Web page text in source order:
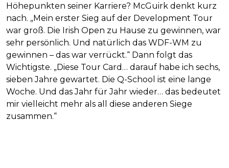
Höhepunkten seiner Karriere? McGuirk denkt kurz
nach. „Mein erster Sieg auf der Development Tour
war groß. Die Irish Open zu Hause zu gewinnen, war
sehr persönlich. Und natürlich das WDF-WM zu
gewinnen – das war verrückt.“ Dann folgt das
Wichtigste. „Diese Tour Card… darauf habe ich sechs,
sieben Jahre gewartet. Die Q-School ist eine lange
Woche. Und das Jahr für Jahr wieder… das bedeutet
mir vielleicht mehr als all diese anderen Siege
zusammen.“